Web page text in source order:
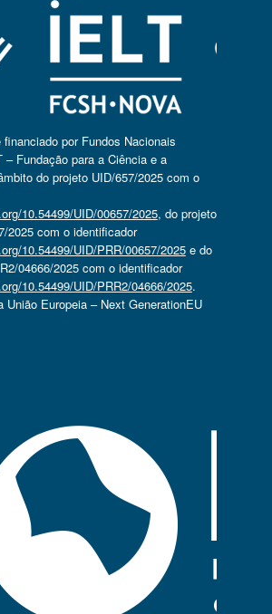
por Fundos Nacionais
– Fundação para a Ciência e a
do projeto UID/657/2025 com o
10.54499/UID/00657/2025, do projeto
2025 com o identificador
10.54499/UID/PRR/00657/2025e do
04666/2025 com o identificador
10.54499/UID/PRR2/04666/2025.
União Europeia – Next GenerationEU